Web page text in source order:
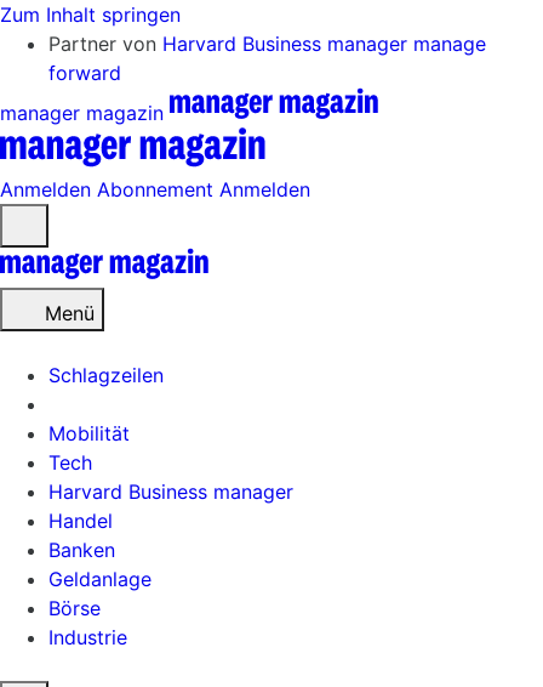
Zum Inhalt springen
Partner von Harvard Business manager manage
forward
manager magazin
Anmelden Abonnement Anmelden
öffnen
Menü
Schlagzeilen
Mobilität
Tech
Harvard Business manager
Handel
Banken
Geldanlage
Börse
Industrie